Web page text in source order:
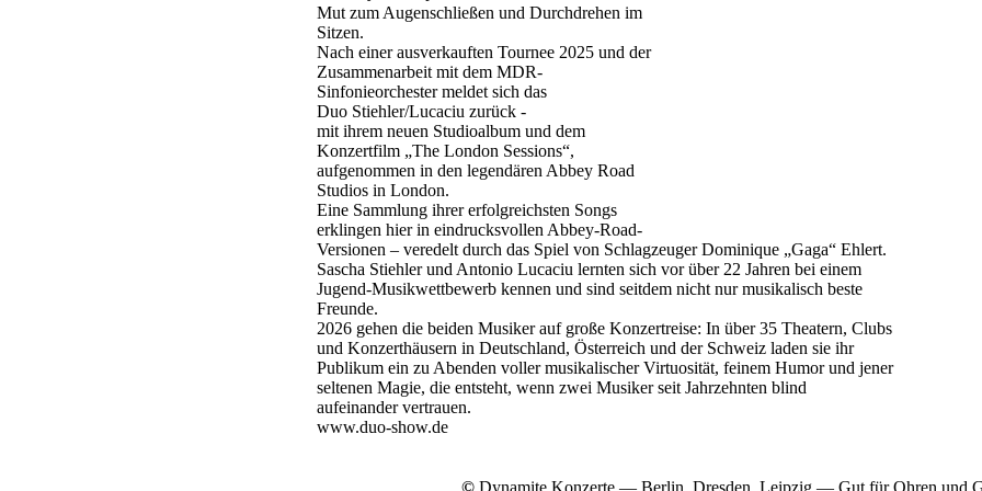
Mut zum Augenschließen und Durchdrehen im
Sitzen.
Nach einer ausverkauften Tournee 2025 und der
Zusammenarbeit mit dem MDR-
Sinfonieorchester meldet sich das
Duo Stiehler/Lucaciu zurück -
mit ihrem neuen Studioalbum und dem
Konzertfilm „The London Sessions“,
aufgenommen in den legendären Abbey Road
Studios in London.
Eine Sammlung ihrer erfolgreichsten Songs
erklingen hier in eindrucksvollen Abbey-Road-
Versionen – veredelt durch das Spiel von Schlagzeuger Dominique „Gaga“ Ehlert.
Sascha Stiehler und Antonio Lucaciu lernten sich vor über 22 Jahren bei einem
Jugend-Musikwettbewerb kennen und sind seitdem nicht nur musikalisch beste
Freunde.
2026 gehen die beiden Musiker auf große Konzertreise: In über 35 Theatern, Clubs
und Konzerthäusern in Deutschland, Österreich und der Schweiz laden sie ihr
Publikum ein zu Abenden voller musikalischer Virtuosität, feinem Humor und jener
seltenen Magie, die entsteht, wenn zwei Musiker seit Jahrzehnten blind
aufeinander vertrauen.
www.duo-show.de
©Dynamite Konzerte — Berlin, Dresden, Leipzig — Gut für Ohren und